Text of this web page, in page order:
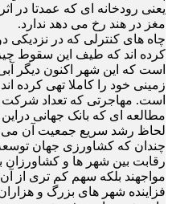
یعنی رودخانه ای که عمدتا در
مغز در هند رخ می دهد ندارد.
است که این شهر اکنون دیگر
زمینی خود را کاملا تهی کرده
است. مهاجرتی که تعداد شركت
مطالعه ای که بانک جهانی
لحاظ رشد سریع جمعیت آن می
چندان که کشاورزی جهان
رقابت بین شهر ها و
مواجهند بلکه سهم کم تری از
فزاینده شهر های بزرگ و